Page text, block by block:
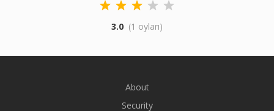
3.0 (1 oyları)
About
Security